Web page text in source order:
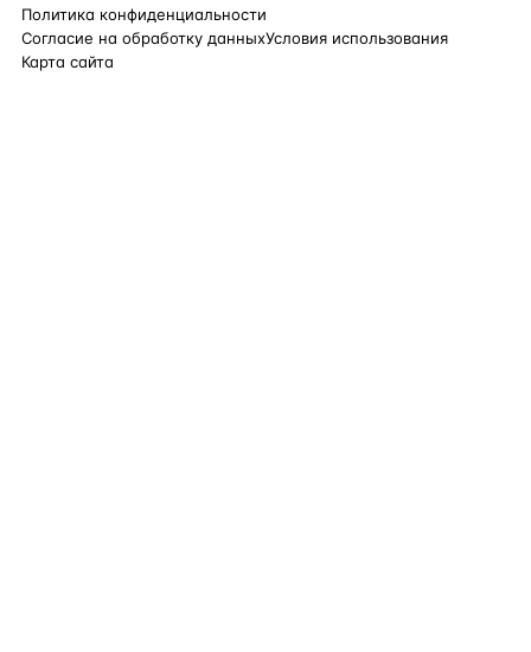
Политика конфиденциальности
Согласие на обработку данныхУсловия использования
Карта сайта